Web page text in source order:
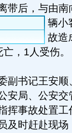
带后，与由南
辆小
故造
，1人受伤。
书记王安顺
安局、公安交
挥事故处置工
及时赶赴现